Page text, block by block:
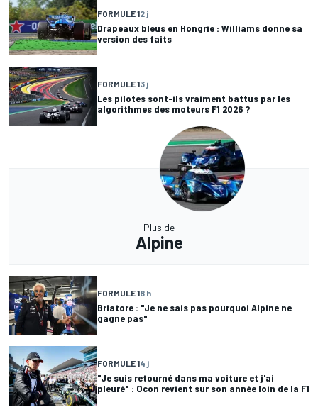
FORMULE 12 j
Drapeaux bleus en Hongrie : Williams donne sa
version des faits
FORMULE 13 j
Les pilotes sont-ils vraiment battus par les
algorithmes des moteurs F1 2026 ?
Plus de
Alpine
FORMULE 18 h
Briatore : "Je ne sais pas pourquoi Alpine ne
gagne pas"
FORMULE 14 j
"Je suis retourné dans ma voiture et j'ai
pleuré" : Ocon revient sur son année loin de la F1